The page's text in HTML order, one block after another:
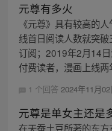
元尊有多火
《元尊》具有较高的
线首日阅读人数就突
订阅；2019年2月14
付费读者，漫画上线
1 个回答 2024年11月
元尊是单女主还是
在天蚕土豆所著的东